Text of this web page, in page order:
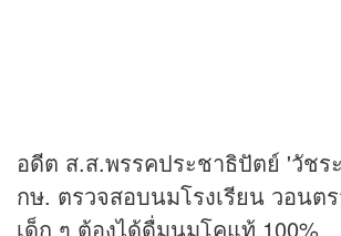
อดีต ส.ส.พรรคประชาธิปัตย์ 'วัช
กษ. ตรวจสอบนมโรงเรียน วอนต
เด็ก ๆ ต้องได้ดื่มนมโคแท้ 100%